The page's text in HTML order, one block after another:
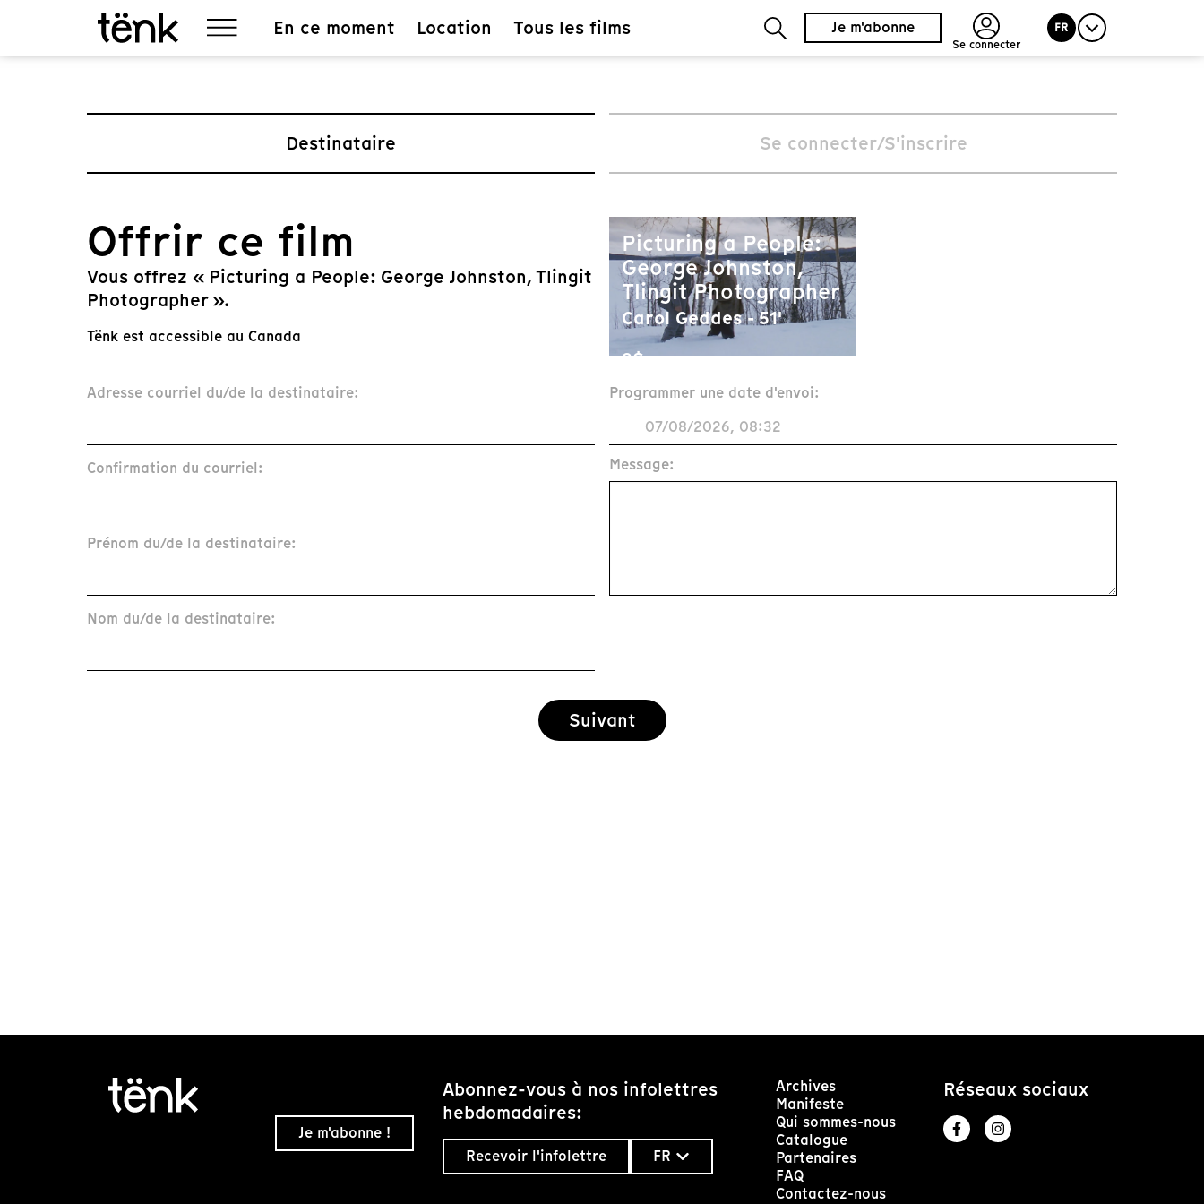
En ce moment Location Tous les films Je m'abonne
Se connecter
FR
Destinataire Se connecter/S'inscrire
Offrir ce film
Vous offrez « Picturing a People: George Johnston, Tlingit
Photographer ».
Tënk est accessible au Canada
Picturing a People:
George Johnston,
Tlingit Photographer
Carol Geddes - 51'
3$
Adresse courriel du/de la destinataire:
Confirmation du courriel:
Prénom du/de la destinataire:
Nom du/de la destinataire:
Programmer une date d'envoi:
Message:
Suivant
Je m'abonne !
Abonnez-vous à nos infolettres
hebdomadaires:
Recevoir l'infolettre FR
Archives
Manifeste
Qui sommes-nous
Catalogue
Partenaires
FAQ
Contactez-nous
Réseaux sociaux